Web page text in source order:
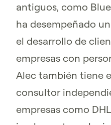
antiguos, como
ha desempeñado
el desarrollo de
empresas con
Alec también tiene
consultor
empresas como